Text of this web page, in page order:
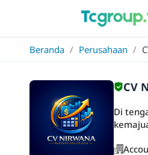
Beranda / Perusahaan /
CV
Di